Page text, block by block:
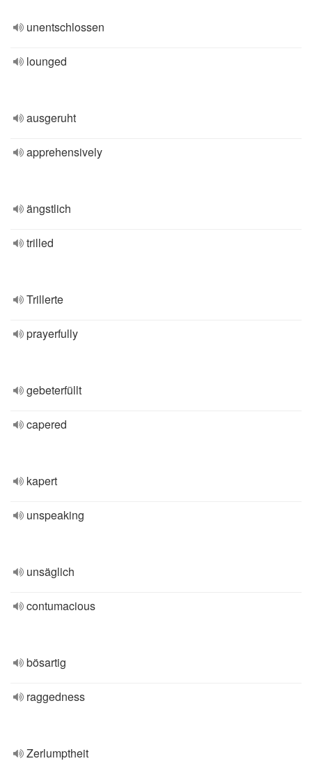
unentschlossen
lounged
ausgeruht
apprehensively
ängstlich
trilled
Trillerte
prayerfully
gebeterfüllt
capered
kapert
unspeaking
unsäglich
contumacious
bösartig
raggedness
Zerlumptheit